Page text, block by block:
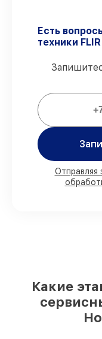
запчасти
гарантией
Мы
90%
складе в
Есть
техники
Отправляя
Какие